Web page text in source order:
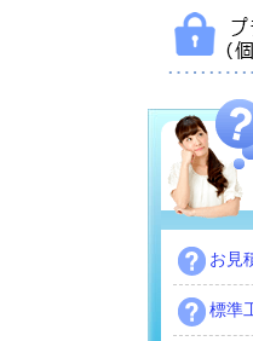
お見
標準